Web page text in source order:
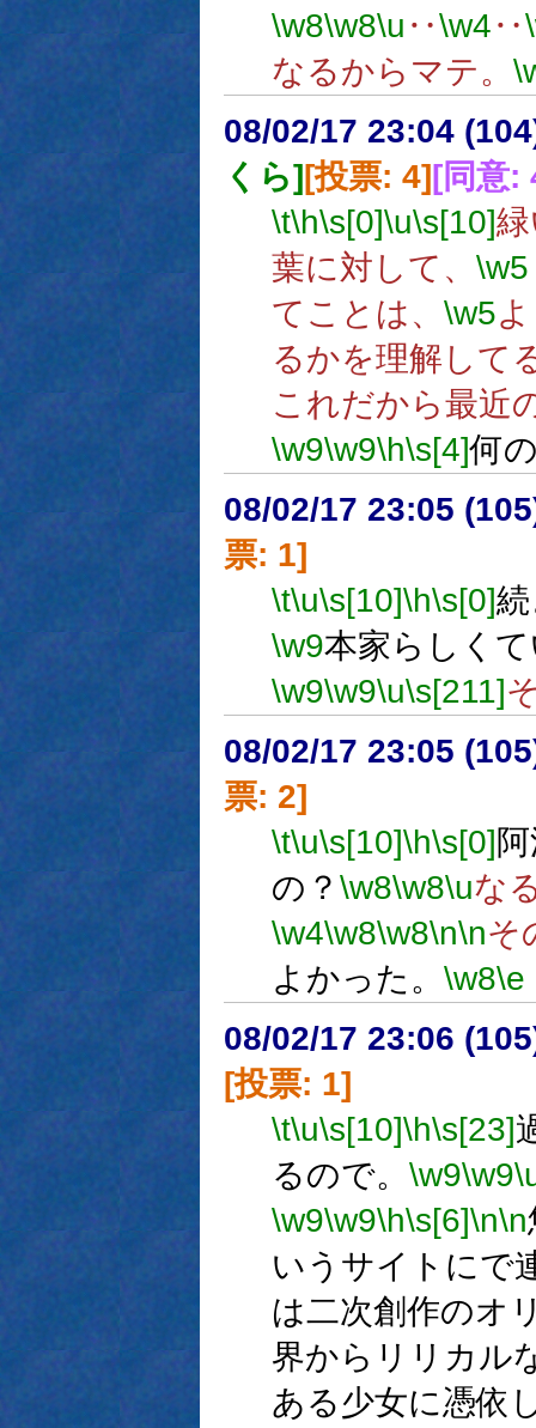
\w8\w8\u ‥\w4‥
なるからマテ。
08/02/17 23:04
くら][投票: 4][同意:
\t\h\s[0]\u\s[10]
葉に対して、 \w5
てことは、 \w5
るかを理解して
これだから最近
\w9\w9\h\s[4]何
08/02/17 23:05
票: 1]
\t\u\s[10]\h\s[0]
\w9本家らしく
\w9\w9\u\s[211]
08/02/17 23:05
票: 2]
\t\u\s[10]\h\s[0]
の？ \w8\w8\uな
\w4\w8\w8\n\nそ
よかった。 \w8\e
08/02/17 23:06
[投票: 1]
\t\u\s[10]\h\s[23]
るので。 \w9\w9
\w9\w9\h\s[6]\n\n
いうサイトにで
は二次創作のオ
界からリリカル
ある少女に憑依